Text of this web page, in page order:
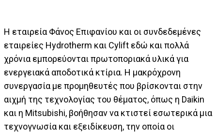
Η εταιρεία Φάνος Επιφανίου και οι συνδεδεμένες
εταιρείες Hydrotherm και Cylift εδώ και πολλά
χρόνια εμπορεύονται πρωτοποριακά υλικά για
ενεργειακά αποδοτικά κτίρια. Η μακρόχρονη
συνεργασία με προμηθευτές που βρίσκονται στην
αιχμή της τεχνολογίας του θέματος, όπως η Daikin
και η Mitsubishi, βοήθησαν να κτιστεί εσωτερικά μια
τεχνογνωσία και εξειδίκευση, την οποία οι